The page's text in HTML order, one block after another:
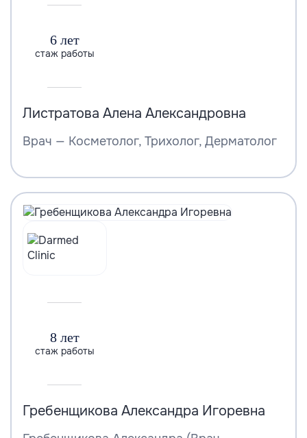
6 лет
стаж работы
Листратова Алена Александровна
Врач — Косметолог, Трихолог, Дерматолог
8 лет
стаж работы
Гребенщикова Александра Игоревна